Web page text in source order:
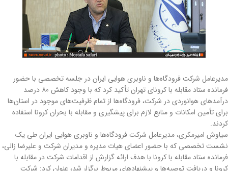
مديرعامل شرکت فرودگاه‌ها و ناوبری هوايی ايران در جلسه تخصصی با حضور
فرمانده ستاد مقابله با کرونای تهران تأکید کرد که با وجود کاهش ۸۰ درصد
درآمدهای هوانوردی در شرکت، فرودگاه‌ها از تمام ظرفیت‌های موجود در استان‌ها
برای تأمین امکانات و منابع لازم برای پيشگيری و مقابله با بحران کرونا استفاده
کردند.
سياوش اميرمکری، مديرعامل شرکت فرودگاه‌ها و ناوبري هوايی ايران طی یک
نشست تخصصی که با حضور اعضای هيات مديره و مديران شرکت و عليرضا زالی،
فرمانده ستاد مقابله با کرونا با هدف ارائه گزارش از اقدامات شرکت در مقابله با
کرونا و دريافت توصیه‌ها و پيشنهادهاي مربوط برگزار شد، عنوان کرد: شرکت